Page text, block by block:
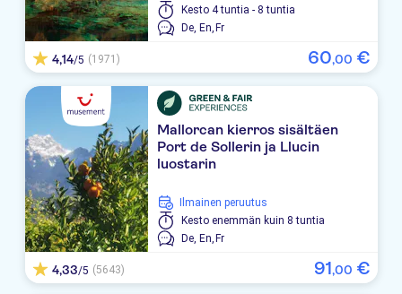
Hipotels Said
Protur Sa Coma Playa Hotel & Spa
Protur Floriana Resort
Apartamentos Elegance Sol Y Mar
Sur
Hipotels Hipocampo
CM Mallorca Palace
ALLSUN MARIANT PARK
Kesto 4 tuntia - 8 tuntia
De, En,Fr
4,14/5 (1971) 60,00 €
Mallorcan kierros sisältäen
Port de Sollerin ja Llucin
luostarin
Ilmainen peruutus
Kesto enemmän kuin 8 tuntia
De, En,Fr
4,33/5 (5643) 91,00 €